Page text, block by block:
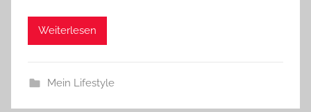
Weiterlesen
Mein Lifestyle